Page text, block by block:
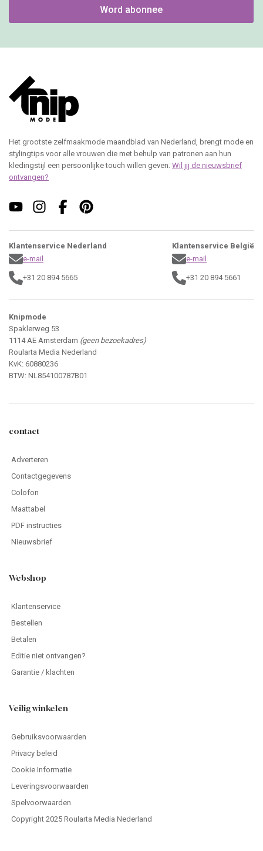
Word abonnee
Het grootste zelfmaakmode maandblad van Nederland, brengt mode en
stylingtips voor alle vrouwen die met behulp van patronen aan hun
kledingstijl een persoonlijke touch willen geven. Wil jij de nieuwsbrief
ontvangen?
Klantenservice Nederland
e-mail
+31 20 894 5665
Klantenservice België
e-mail
+31 20 894 5661
Knipmode
Spaklerweg 53
1114 AE Amsterdam (geen bezoekadres)
Roularta Media Nederland
KvK: 60880236
BTW: NL854100787B01
contact
Adverteren
Contactgegevens
Colofon
Maattabel
PDF instructies
Nieuwsbrief
Webshop
Klantenservice
Bestellen
Betalen
Editie niet ontvangen?
Garantie / klachten
Veilig winkelen
Gebruiksvoorwaarden
Privacy beleid
Cookie Informatie
Leveringsvoorwaarden
Spelvoorwaarden
Copyright 2025 Roularta Media Nederland